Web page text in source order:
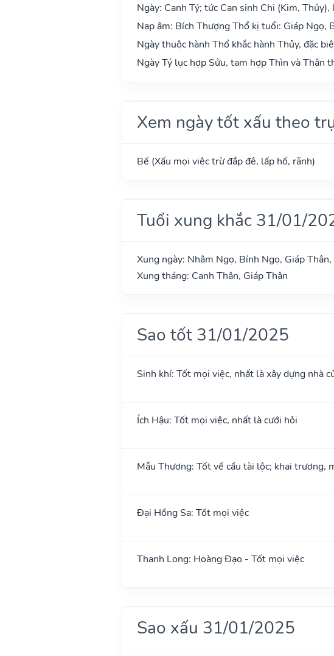
Ngày: Canh Tý; tức Can sinh Chi (Kim, Thủy),
Nạp âm: Bích Thượng Thổ kị tuổi: Giáp Ngọ,
Ngày thuộc hành Thổ khắc hành Thủy, đặc
Ngày Tý lục hợp Sửu, tam hợp Thìn và Thân
Xem ngày tốt xấu theo
Bế (Xấu mọi việc trừ đắp đê, lấp hố, rãnh)
Tuổi xung khắc 31/01/
Xung ngày: Nhâm Ngọ, Bính Ngọ, Giáp Thân,
Xung tháng: Canh Thân, Giáp Thân
Sao tốt 31/01/2025
Sinh khí: Tốt mọi việc, nhất là xây dựng nhà
Ích Hậu: Tốt mọi việc, nhất là cưới hỏi
Mẫu Thương: Tốt về cầu tài lộc; khai trương,
Đại Hồng Sa: Tốt mọi việc
Thanh Long: Hoàng Đạo - Tốt mọi việc
Sao xấu 31/01/2025